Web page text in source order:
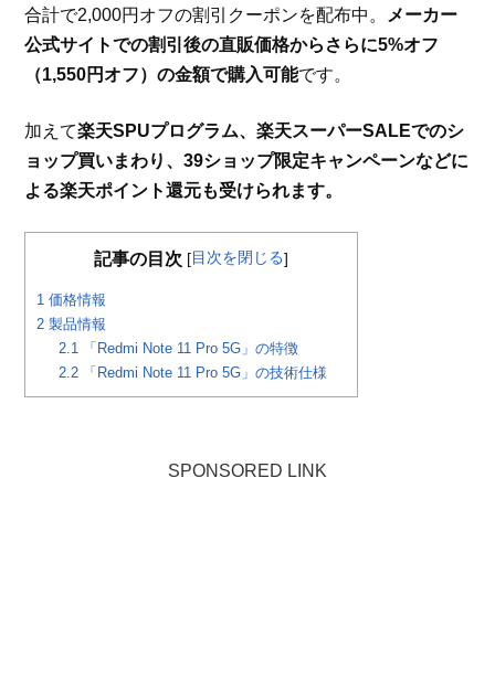
合計で2,000円オフの割引クーポンを配布中。
メーカー
公式サイトでの割引後の直販価格からさらに5%オフ
（1,550円オフ）の金額で購入可能です。
加えて楽天SPUプログラム、楽天スーパーSALEでのシ
ョップ買いまわり、39ショップ限定キャンペーンなどに
よる楽天ポイント還元も受けられます。
記事の目次 [目次を閉じる]
1 価格情報
2 製品情報
2.1 「Redmi Note 11 Pro 5G」の特徴
2.2 「Redmi Note 11 Pro 5G」の技術仕様
SPONSORED LINK